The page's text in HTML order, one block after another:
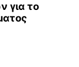
για το